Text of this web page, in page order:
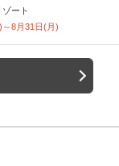
ート
8月31日(月)